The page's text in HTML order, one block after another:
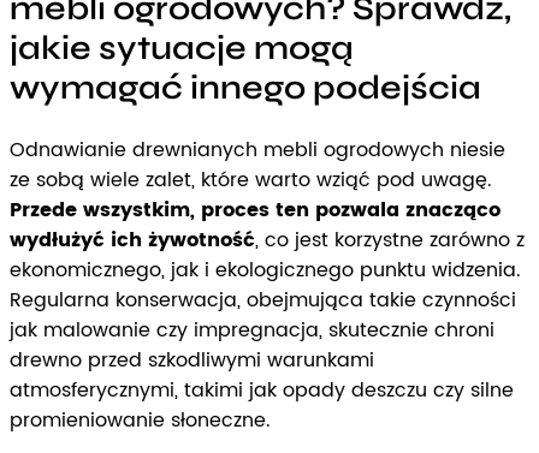
mebli ogrodowych? Sprawdź,
jakie sytuacje mogą
wymagać innego podejścia
Odnawianie drewnianych mebli ogrodowych niesie
ze sobą wiele zalet, które warto wziąć pod uwagę.
Przede wszystkim, proces ten pozwala znacząco
wydłużyć ich żywotność, co jest korzystne zarówno z
ekonomicznego, jak i ekologicznego punktu widzenia.
Regularna konserwacja, obejmująca takie czynności
jak malowanie czy impregnacja, skutecznie chroni
drewno przed szkodliwymi warunkami
atmosferycznymi, takimi jak opady deszczu czy silne
promieniowanie słoneczne.